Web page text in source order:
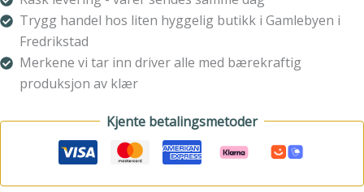
Trygg handel hos liten hyggelig butikk i Gamlebyen i
Fredrikstad
Merkene vi tar inn driver alle med bærekraftig
produksjon av klær
Kjente betalingsmetoder